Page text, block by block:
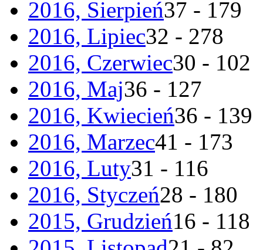
2016, Sierpień37 - 179
2016, Lipiec32 - 278
2016, Czerwiec30 - 102
2016, Maj36 - 127
2016, Kwiecień36 - 139
2016, Marzec41 - 173
2016, Luty31 - 116
2016, Styczeń28 - 180
2015, Grudzień16 - 118